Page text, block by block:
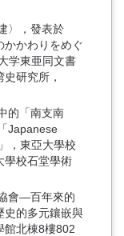
〉，發表於
かかわりをめぐ
学東亜同文書
研究所，
的「南支南
Japanese
，東亞大學校
學校石堂學術
會—百年來的
史的多元鑲嵌與
館北棟8樓802